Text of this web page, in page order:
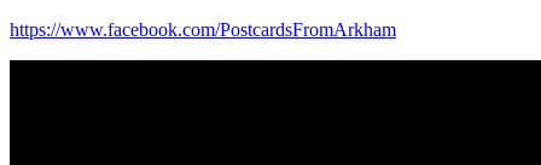
https://www.facebook.com/PostcardsFromArkham